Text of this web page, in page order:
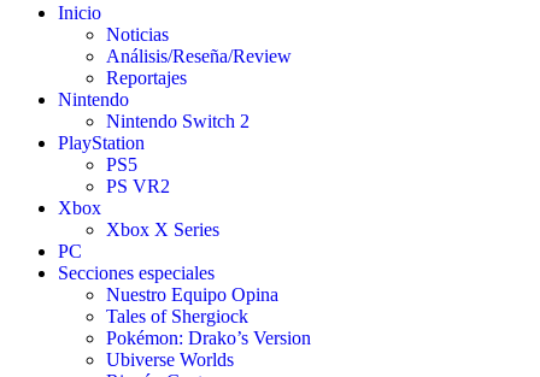
Inicio
Noticias
Análisis/Reseña/Review
Reportajes
Nintendo
Nintendo Switch 2
PlayStation
PS5
PS VR2
Xbox
Xbox X Series
PC
Secciones especiales
Nuestro Equipo Opina
Tales of Shergiock
Pokémon: Drako’s Version
Ubiverse Worlds